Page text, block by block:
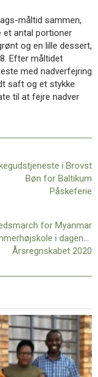
måltid sammen,
et antal portioner
og en lille dessert,
Efter måltidet
med nadverfejring
saft og et stykke
til at fejre nadver
i Brovst
Bøn for Baltikum
Påskeferie
for Myanmar
Nu kalder Rebild til Sommerhøjskole i dagene 3.-10. juli 2021
Årsregnskabet 2020